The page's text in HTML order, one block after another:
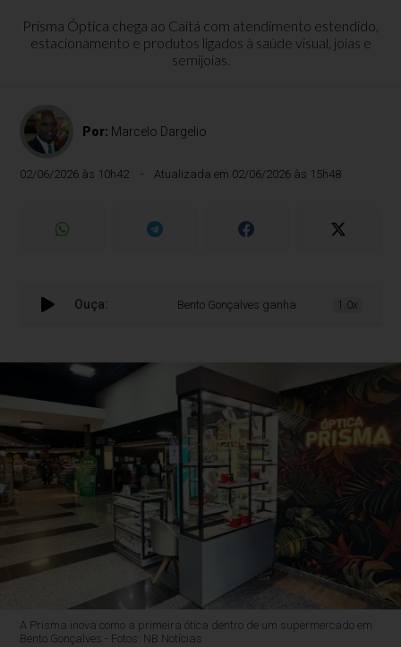
Prisma Óptica chega ao Caitá com atendimento estendido,
estacionamento e produtos ligados à saúde visual, joias e
semijoias.
Por: Marcelo Dargelio
02/06/2026 às 10h42 Atualizada em 02/06/2026 às 15h48
Ouça: Bento Gonçalves ganha a primeira ótica
1.0x
A Prisma inova como a primeira ótica dentro de um supermercado em
Bento Gonçalves - Fotos: NB Notícias